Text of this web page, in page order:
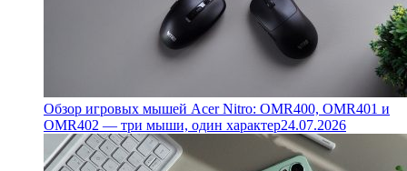
Обзор игровых мышей Acer Nitro: OMR400, OMR401 и
OMR402 — три мыши, один характер24.07.2026